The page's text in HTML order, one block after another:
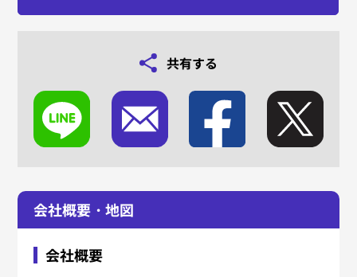
共有する
会社概要・地図
会社概要